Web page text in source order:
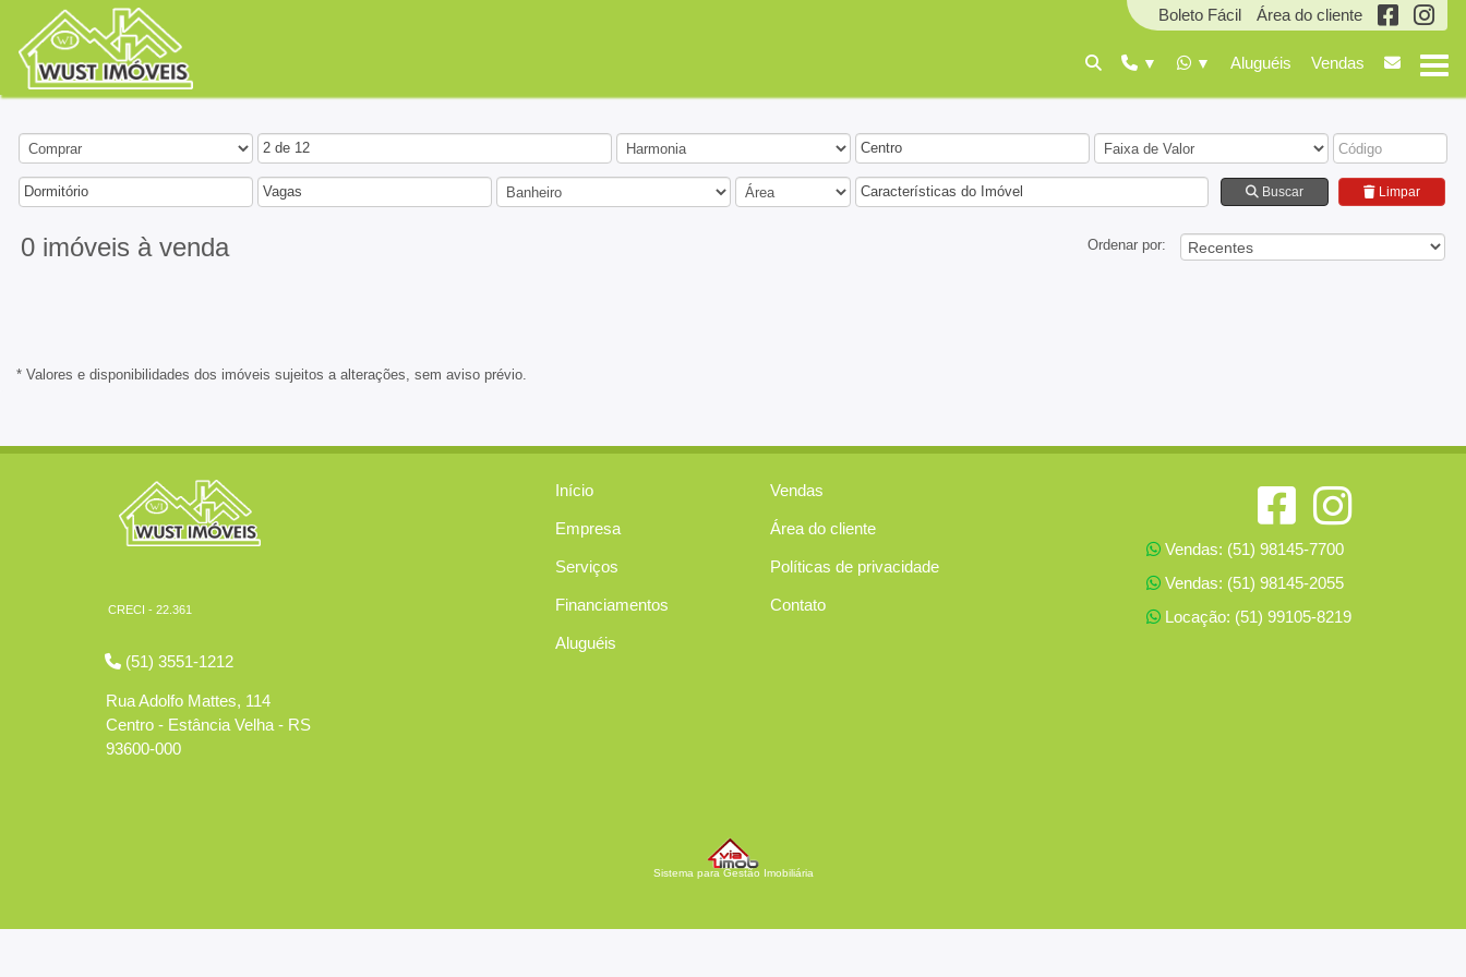
Boleto Fácil Área do cliente
Aluguéis Vendas
2 de 12 Centro
Dormitório Vagas Características do Imóvel Buscar Limpar
0 imóveis à venda Ordenar por:
* Valores e disponibilidades dos imóveis sujeitos a alterações, sem aviso prévio.
CRECI - 22.361
(51) 3551-1212
Rua Adolfo Mattes, 114
Centro - Estância Velha - RS
93600-000
Início
Empresa
Serviços
Financiamentos
Aluguéis
Vendas
Área do cliente
Políticas de privacidade
Contato
Vendas: (51) 98145-7700
Vendas: (51) 98145-2055
Locação: (51) 99105-8219
Sistema para Gestão Imobiliária